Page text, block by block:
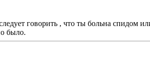
говорить , что ты больна спидом
было.